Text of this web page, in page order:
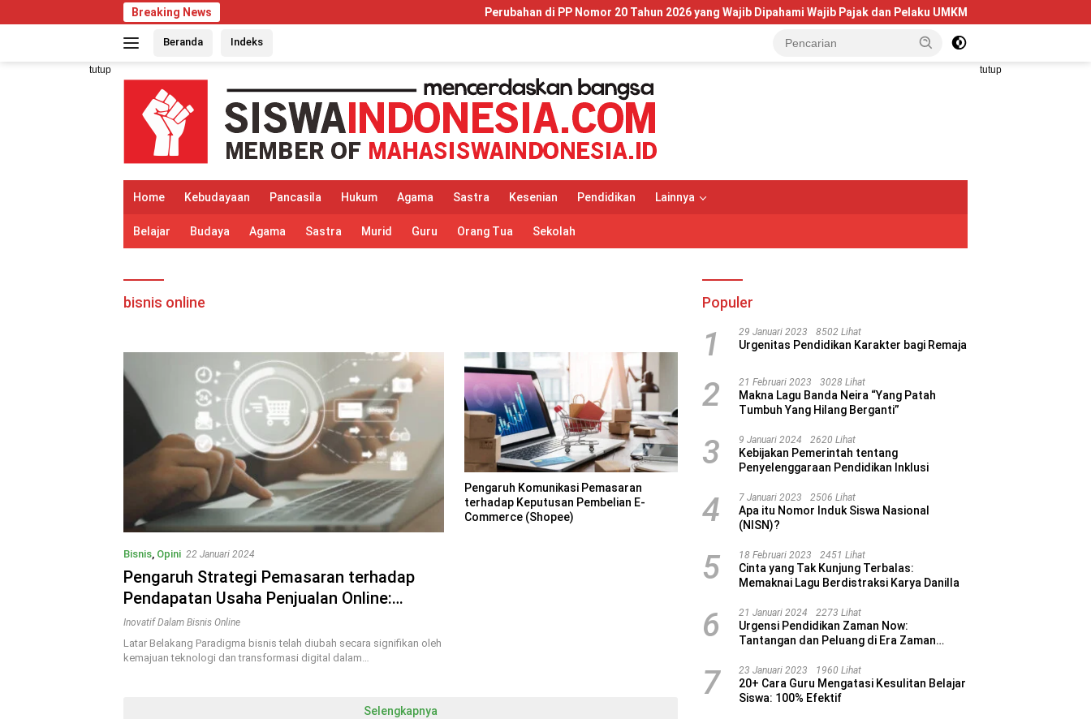
ke
Breaking News Perubahan di PP Nomor 20 Tahun 2026 yang Wajib Dipahami Wajib Pajak dan Pelaku UMKM Telkom University
Beranda Indeks
tutup tutup
Home Kebudayaan Pancasila Hukum Agama Sastra Kesenian Pendidikan Lainnya
Belajar Budaya Agama Sastra Murid Guru Orang Tua Sekolah
bisnis online
Bisnis, Opini 22 Januari 2024
Pengaruh Strategi Pemasaran terhadap
Pendapatan Usaha Penjualan Online:
Sukses dalam Era Digital
Inovatif Dalam Bisnis Online
Latar Belakang Paradigma bisnis telah diubah secara signifikan oleh
kemajuan teknologi dan transformasi digital dalam…
Pengaruh Komunikasi Pemasaran
terhadap Keputusan Pembelian E-
Commerce (Shopee)
Selengkapnya
Populer
1 29 Januari 2023 8502 Lihat
Urgenitas Pendidikan Karakter bagi Remaja
2 21 Februari 2023 3028 Lihat
Makna Lagu Banda Neira “Yang Patah
Tumbuh Yang Hilang Berganti”
3 9 Januari 2024 2620 Lihat
Kebijakan Pemerintah tentang
Penyelenggaraan Pendidikan Inklusi
4 7 Januari 2023 2506 Lihat
Apa itu Nomor Induk Siswa Nasional
(NISN)?
5 18 Februari 2023 2451 Lihat
Cinta yang Tak Kunjung Terbalas:
Memaknai Lagu Berdistraksi Karya Danilla
6 21 Januari 2024 2273 Lihat
Urgensi Pendidikan Zaman Now:
Tantangan dan Peluang di Era Zaman
7 23 Januari 2023 1960 Lihat
20+ Cara Guru Mengatasi Kesulitan Belajar
Siswa: 100% Efektif